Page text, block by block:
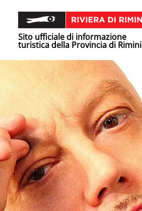
Sito ufficiale di informazione
turistica della Provincia di Rimini